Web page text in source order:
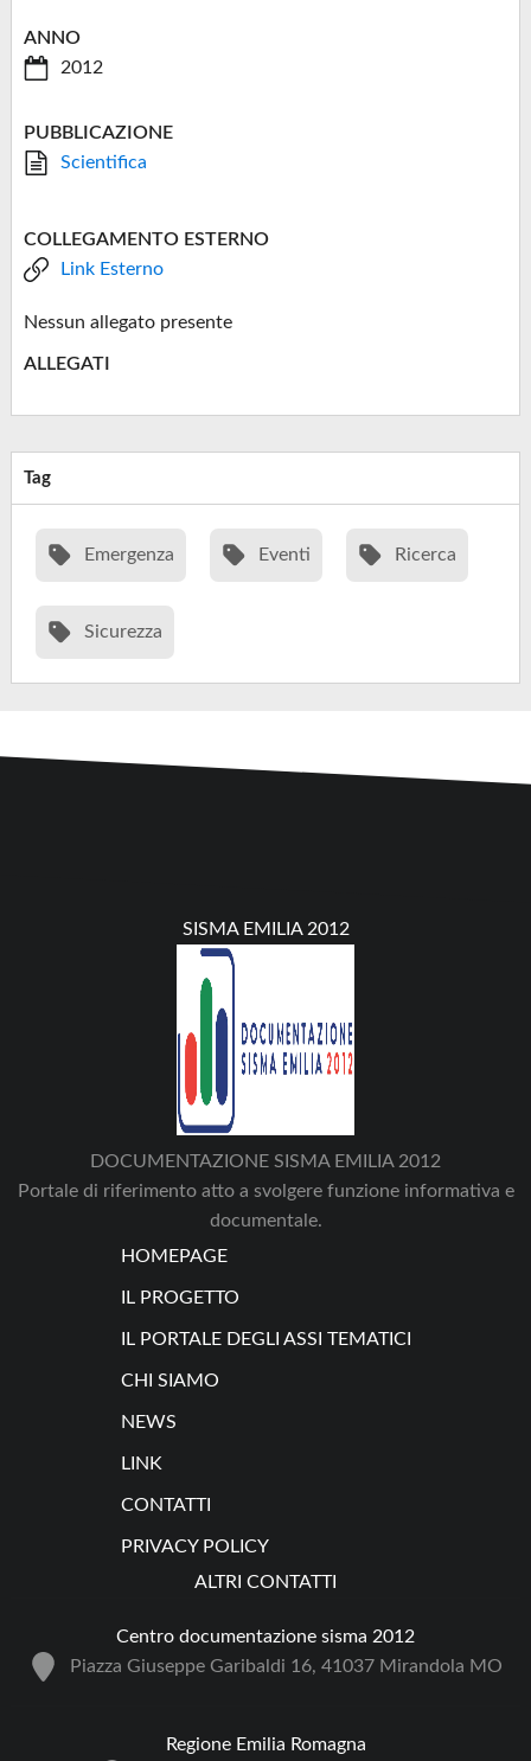
ANNO
2012
PUBBLICAZIONE
Scientifica
COLLEGAMENTO ESTERNO
Link Esterno
Nessun allegato presente
ALLEGATI
Tag
Emergenza Eventi Ricerca
Sicurezza
SISMA EMILIA 2012
DOCUMENTAZIONE SISMA EMILIA 2012
Portale di riferimento atto a svolgere funzione informativa e
documentale.
HOMEPAGE
IL PROGETTO
IL PORTALE DEGLI ASSI TEMATICI
CHI SIAMO
NEWS
LINK
CONTATTI
PRIVACY POLICY
ALTRI CONTATTI
Centro documentazione sisma 2012
Piazza Giuseppe Garibaldi 16, 41037 Mirandola MO
Regione Emilia Romagna